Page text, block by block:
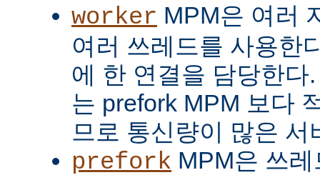
worker MPM은 여러
여러 쓰레드를 사용한
에 한 연결을 담당한다
는 prefork MPM 보다
므로 통신량이 많은 서
prefork MPM은 쓰